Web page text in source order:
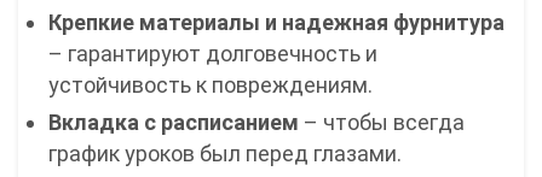
Крепкие материалы и надежная фурнитура
– гарантируют долговечность и
устойчивость к повреждениям.
Вкладка с расписанием – чтобы всегда
график уроков был перед глазами.